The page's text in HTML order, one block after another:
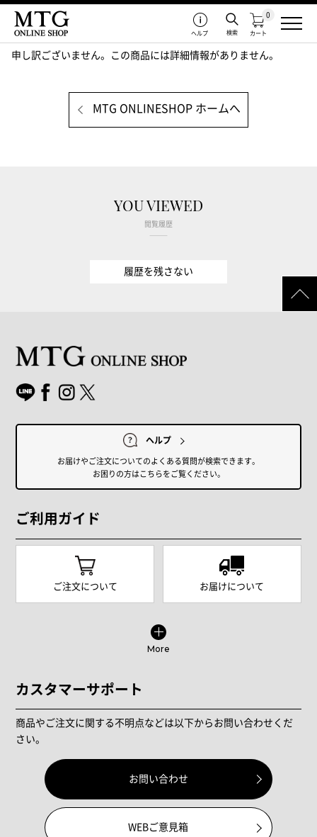
カート
0
検索
ヘルプ
申し訳ございません。この商品には詳細情報がありません。
MTG ONLINESHOP ホームへ
YOU VIEWED
閲覧履歴
履歴を残さない
ヘルプ
お届けやご注文についてのよくある質問が検索できます。
お困りの方はこちらをご覧ください。
ご利用ガイド
ご注文について お届けについて
More
カスタマーサポート
商品やご注文に関する不明点などは以下からお問い合わせくだ
さい。
お問い合わせ
WEBご意見箱